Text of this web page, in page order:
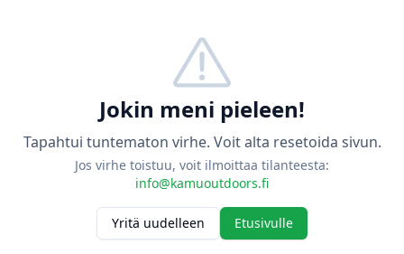
Jokin meni pieleen!
Tapahtui tuntematon virhe. Voit alta resetoida sivun.
Jos virhe toistuu, voit ilmoittaa tilanteesta:
info@kamuoutdoors.fi
Yritä uudelleen Etusivulle